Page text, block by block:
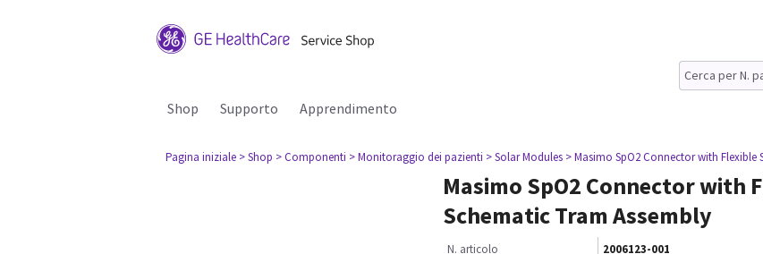
Shop Supporto Apprendimento
Pagina iniziale > Shop > Componenti > Monitoraggio dei pazienti > Solar Modules > Masimo SpO2 Connector with Flexible
Masimo SpO2 Connector with
Schematic Tram Assembly
N. articolo
2006123-001